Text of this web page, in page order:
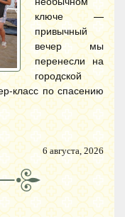
ключе —
привычный
вечер мы
перенесли на
городской
класс по спасению
6 августа, 2026